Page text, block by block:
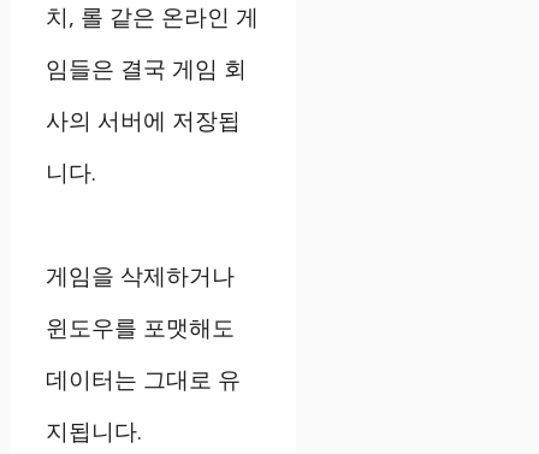
치, 롤 같은 온라인 게
임들은 결국 게임 회
사의 서버에 저장됩
니다.
게임을 삭제하거나
윈도우를 포맷해도
데이터는 그대로 유
지됩니다.